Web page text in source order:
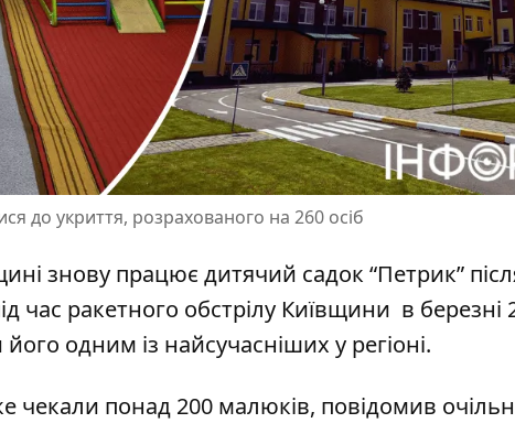
до укриття, розрахованого на 260 осіб
знову працює дитячий садок “Петрик”
час ракетного обстрілу Київщини в березні
одним із найсучасніших у регіоні.
чекали понад 200 малюків, повідомив